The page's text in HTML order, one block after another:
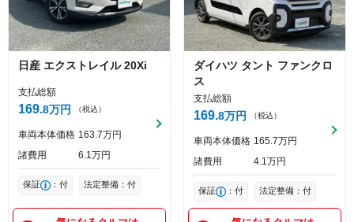
日産 エクストレイル 20Xi
支払総額
169 8万円 （税込）
車両本体価格 163 7万円
諸費用
6 1万円
保証 ：付 法定整備：付
ダイハツ タント ファンクロ
ス
支払総額
169 8万円 （税込）
車両本体価格 165 7万円
諸費用
4 1万円
保証 ：付 法定整備：付